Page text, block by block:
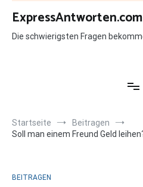
Zum
Inhalt
springen
ExpressAntworten.com
Die schwierigsten Fragen
Startseite
Beitragen
Soll man einem Freund Geld
BEITRAGEN